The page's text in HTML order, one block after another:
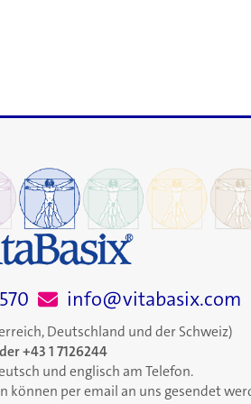
info@vitabasix.com
Deutschland und der Schweiz)
+43 1 7126244
und englisch am Telefon.
können per email an uns gesendet